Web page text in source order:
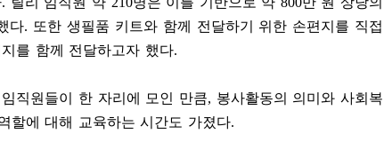
다. 또한 생필품 키트와 함께 전달하기 위한 손편지를 직접
를 함께 전달하고자 했다.
직원들이 한 자리에 모인 만큼, 봉사활동의 의미와 사회복
할에 대해 교육하는 시간도 가졌다.